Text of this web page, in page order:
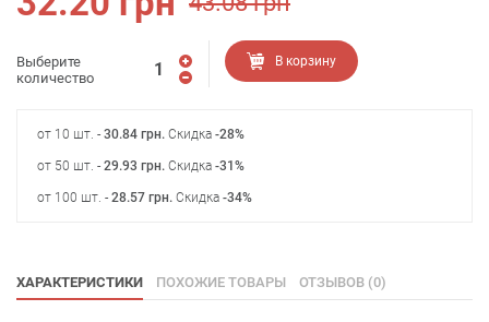
Выберите
количество
В корзину
от 10 шт. - 30.84 грн. Скидка -28%
от 50 шт. - 29.93 грн. Скидка -31%
от 100 шт. - 28.57 грн. Скидка -34%
ХАРАКТЕРИСТИКИ ПОХОЖИЕ ТОВАРЫ ОТЗЫВОВ (0)